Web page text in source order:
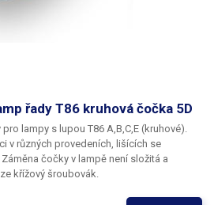
230V/50Hz
3.2 kg
řady T86 kruhová čočka 5D
lampy s lupou T86 A,B,C,E (kruhové).
v různých provedeních, lišících se
čočky v lampě není složitá a
křížový šroubovák.